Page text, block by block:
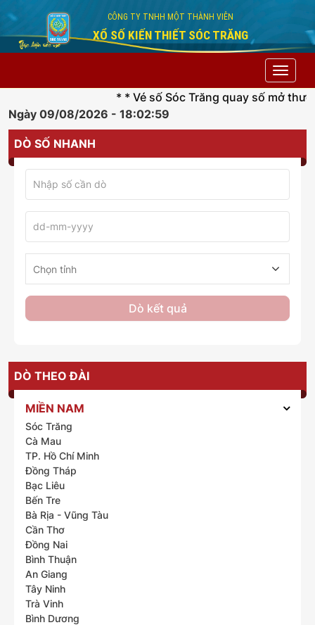
CÔNG TY TNHH MỘT THÀNH VIÊN
XỔ SỐ KIẾN THIẾT SÓC TRĂNG
Toggle
* * Vé số Sóc Trăng quay số mở
Ngày 09/08/2026 - 18:02:59
DÒ SỐ NHANH
Dò kết quả
DÒ THEO ĐÀI
MIỀN NAM
Sóc Trăng
Cà Mau
TP. Hồ Chí Minh
Đồng Tháp
Bạc Liêu
Bến Tre
Bà Rịa - Vũng Tàu
Cần Thơ
Đồng Nai
Bình Thuận
An Giang
Tây Ninh
Trà Vinh
Bình Dương